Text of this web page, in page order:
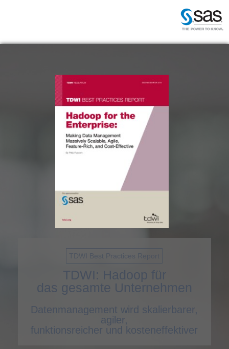
TDWI Best Practices Report
TDWI: Hadoop für
das gesamte Unternehmen
Datenmanagement wird skalierbarer,
agiler,
funktionsreicher und kosteneffektiver